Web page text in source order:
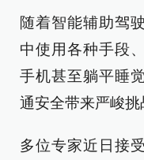
随着智能辅助驾
中使用各种手段
手机甚至躺平睡
通安全带来严峻挑
多位专家近日接